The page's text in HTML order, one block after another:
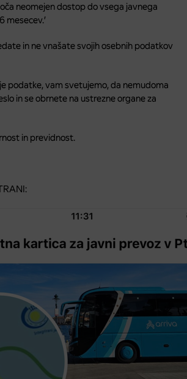
neomejen dostop do vsega javnega
mesecev.’
in ne vnašate svojih osebnih podatkov
podatke, vam svetujemo, da nemudoma
in se obrnete na ustrezne organe za
in previdnost.